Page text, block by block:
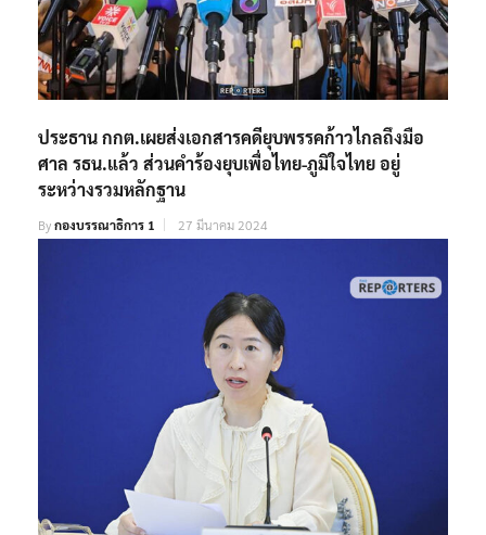
ประธาน กกต.เผยส่งเอกสารคดียุบพรรคก้าวไกลถึงมือ
ศาล รธน.แล้ว ส่วนคำร้องยุบเพื่อไทย-ภูมิใจไทย อยู่
ระหว่างรวมหลักฐาน
Byกองบรรณาธิการ 1 27 มีนาคม 2024